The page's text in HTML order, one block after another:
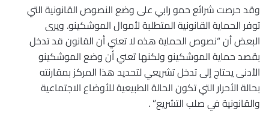
وقد حرصت شرائع حمو رابي على وضع النصوص القانونية التي
توفر الحماية القانونية المتطلبة لأموال الموشكينو. ويرى
البعض أن “نصوص الحماية هذه لا تعني أن القانون قد تدخل
بقصد حماية الموشكينو ولكنها تعني أن وضع الموشكينو
الأدنى يحتاج إلى تدخل تشريعي لتحديد هذا المركز بمقارنته
بحالة الأحرار التي تكون الحالة الطبيعية للأوضاع الاجتماعية
والقانونية في صلب التشريع” .